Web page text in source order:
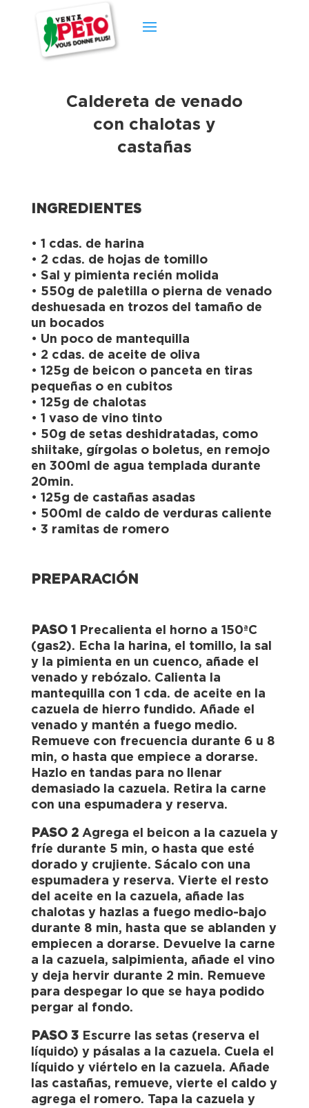
Caldereta de venado
con chalotas y
castañas
INGREDIENTES
• 1 cdas. de harina
• 2 cdas. de hojas de tomillo
• Sal y pimienta recién molida
• 550g de paletilla o pierna de venado
deshuesada en trozos del tamaño de
un bocados
• Un poco de mantequilla
• 2 cdas. de aceite de oliva
• 125g de beicon o panceta en tiras
pequeñas o en cubitos
• 125g de chalotas
• 1 vaso de vino tinto
• 50g de setas deshidratadas, como
shiitake, gírgolas o boletus, en remojo
en 300ml de agua templada durante
20min.
• 125g de castañas asadas
• 500ml de caldo de verduras caliente
• 3 ramitas de romero
PREPARACIÓN
PASO 1
Precalienta el horno a 150ªC
(gas2). Echa la harina, el tomillo, la sal
y la pimienta en un cuenco, añade el
venado y rebózalo. Calienta la
mantequilla con 1 cda. de aceite en la
cazuela de hierro fundido. Añade el
venado y mantén a fuego medio.
Remueve con frecuencia durante 6 u 8
min, o hasta que empiece a dorarse.
Hazlo en tandas para no llenar
demasiado la cazuela. Retira la carne
con una espumadera y reserva.
PASO 2Agrega el beicon a la cazuela y
fríe durante 5 min, o hasta que esté
dorado y crujiente. Sácalo con una
espumadera y reserva. Vierte el resto
del aceite en la cazuela, añade las
chalotas y hazlas a fuego medio-bajo
durante 8 min, hasta que se ablanden y
empiecen a dorarse. Devuelve la carne
a la cazuela, salpimienta, añade el vino
y deja hervir durante 2 min. Remueve
para despegar lo que se haya podido
pergar al fondo.
PASO 3Escurre las setas (reserva el
líquido) y pásalas a la cazuela. Cuela el
líquido y viértelo en la cazuela. Añade
las castañas, remueve, vierte el caldo y
agrega el romero. Tapa la cazuela y